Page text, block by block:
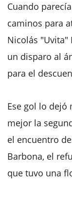
Cuando
caminos para
Nicolás "Uvita"
un disparo al
para el
Ese gol lo dejó
mejor la
el encuentro
Barbona, el
que tuvo una